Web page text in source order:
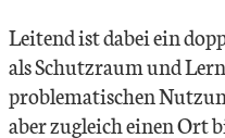
Leitend ist dabei ein
als Schutzraum und
problematischen
aber zugleich einen Ort